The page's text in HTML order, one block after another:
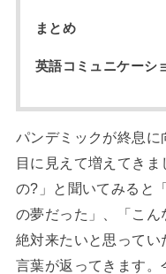
まとめ
英語コミュニケーシ
パンデミックが終息
目に見えて増えてき
の?」と聞いてみると
の夢だった」、「こん
絶対来たいと思って
言葉が返ってきます。